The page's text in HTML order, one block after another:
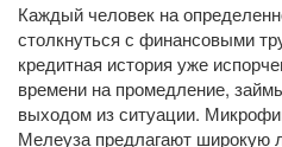
Каждый человек на
столкнуться с финансовыми
кредитная история уже
времени на промедление,
выходом из ситуации.
Мелеуза предлагают широкую